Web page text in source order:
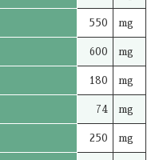
550 mg
600 mg
180 mg
74 mg
250 mg